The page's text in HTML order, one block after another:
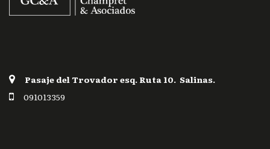
Pasaje del Trovador esq. Ruta 10. Salinas.
091013359